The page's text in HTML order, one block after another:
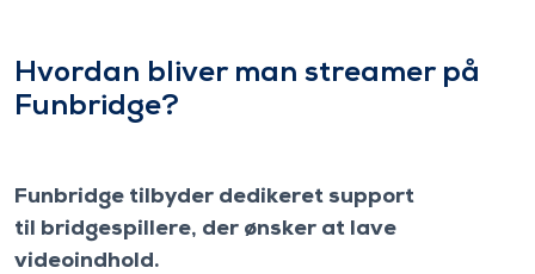
Hvordan bliver man streamer på
Funbridge?
Funbridge tilbyder dedikeret support
til bridgespillere, der ønsker at lave
videoindhold.